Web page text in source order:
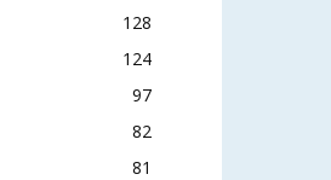
128
124
97
82
81